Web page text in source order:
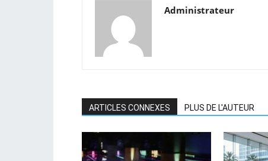
Administrateur
ARTICLES CONNEXES PLUS DE L'AUTEUR